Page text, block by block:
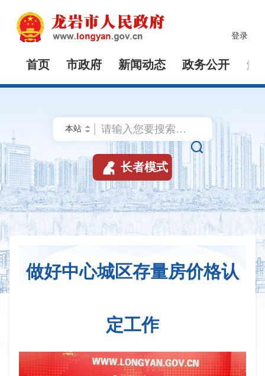
登录
首页 市政府 新闻动态 政务公开 解

 长者模式
做好中心城区存量房价格认
定工作